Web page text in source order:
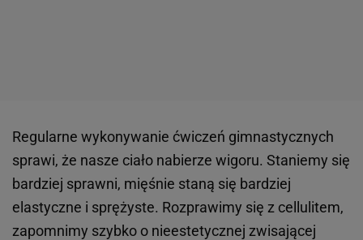
Regularne wykonywanie ćwiczeń gimnastycznych
sprawi, że nasze ciało nabierze wigoru. Staniemy się
bardziej sprawni, mięśnie staną się bardziej
elastyczne i sprężyste. Rozprawimy się z cellulitem,
zapomnimy szybko o nieestetycznej zwisającej